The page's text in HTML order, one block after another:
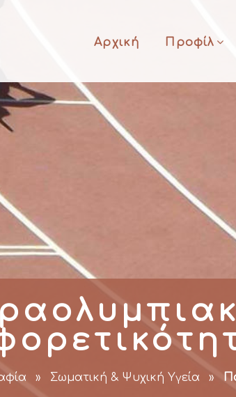
Αρχική Προφίλ
» Σωματική & Ψυχική Υγεία »